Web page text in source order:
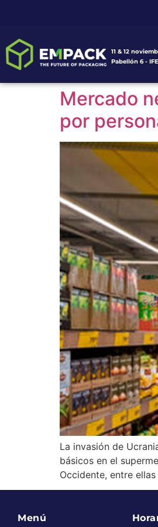
11 & 12
Pabellón 6 -
Mercado
por
La invasión de
básicos en el
Occidente, entre
Menú